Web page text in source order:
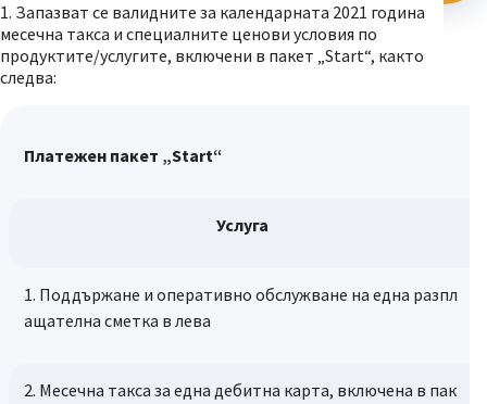
1. Запазват се валидните за календарната 2021 година
месечна такса и специалните ценови условия по
продуктите/услугите, включени в пакет „Start“, както
следва:
Платежен пакет „Start“
Услуга
1. Поддържане и оперативно обслужване на една разпл
ащателна сметка в лева
2. Месечна такса за една дебитна карта, включена в пак